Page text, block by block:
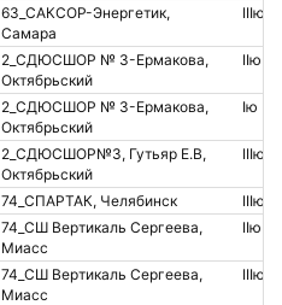
63_САКСОР-Энергетик,
Самара
IIIю
2_СДЮСШОР № 3-Ермакова,
Октябрьский
IIю
2_СДЮСШОР № 3-Ермакова,
Октябрьский
Iю
2_СДЮСШОР№3, Гутьяр Е.В,
Октябрьский
IIIю
74_СПАРТАК, Челябинск
IIIю
74_СШ Вертикаль Сергеева,
Миасс
IIю
74_СШ Вертикаль Сергеева,
Миасс
IIIю